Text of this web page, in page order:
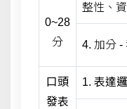
0~28
分
整性、
4. 加分 -
口頭
發表
1. 表達